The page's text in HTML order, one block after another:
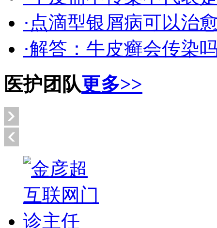
·点滴型银屑病可以治
·解答：牛皮癣会传染
医护团队更多>>